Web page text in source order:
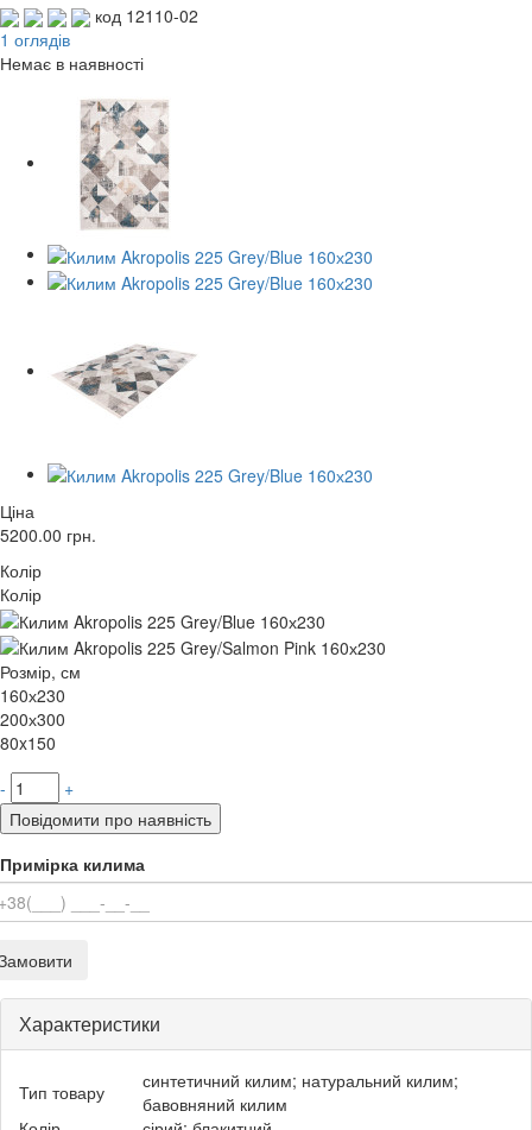
код 12110-02
1 оглядів
Немає в наявності
Ціна
5200.00 грн.
Колір
Колір
Розмір, см
160х230
200х300
80x150
-
+
Повідомити про наявність
Примірка килима
Характеристики
Тип товару
синтетичний килим; натуральний килим;
бавовняний килим